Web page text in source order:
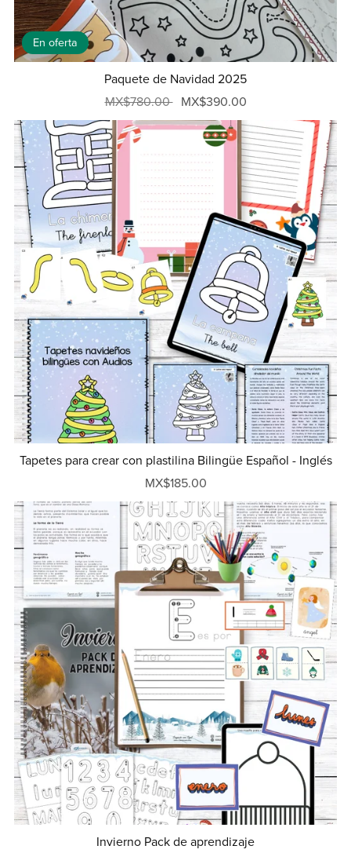
En oferta
Paquete de Navidad 2025
MX$780.00 MX$390.00
Tapetes para crear con plastilina Bilingüe Español - Inglés
MX$185.00
Invierno Pack de aprendizaje